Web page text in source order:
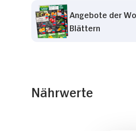
Angebote der
Blättern
Nährwerte